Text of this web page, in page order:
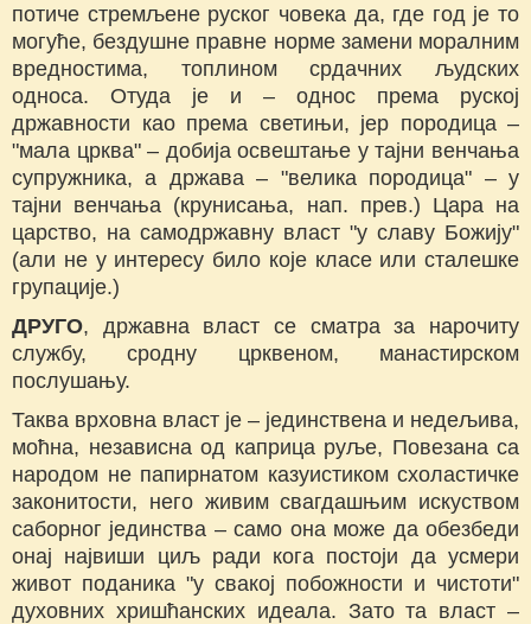
потиче стремљене руског човека да, где год је то
могуће, бездушне правне норме замени моралним
вредностима, топлином срдачних људских
односа. Отуда је и – однос према руској
државности као према светињи, јер породица –
"мала црква" – добија освештање у тајни венчања
супружника, а држава – "велика породица" – у
тајни венчања (крунисања, нап. прев.) Цара на
царство, на самодржавну власт "у славу Божију"
(али не у интересу било које класе или сталешке
групације.)
ДРУГО, државна власт се сматра за нарочиту
службу, сродну црквеном, манастирском
послушању.
Таква врховна власт је – јединствена и недељива,
моћна, независна од каприца руље, Повезана са
народом не папирнатом казуистиком схоластичке
законитости, него живим свагдашњим искуством
саборног јединства – само она може да обезбеди
онај највиши циљ ради кога постоји да усмери
живот поданика "у свакој побожности и чистоти"
духовних хришћанских идеала. Зато та власт –